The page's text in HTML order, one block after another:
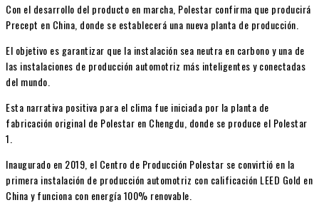
Con el desarrollo del producto en marcha, Polestar confirma que producirá
Precept en China, donde se establecerá una nueva planta de producción.
El objetivo es garantizar que la instalación sea neutra en carbono y una de
las instalaciones de producción automotriz más inteligentes y conectadas
del mundo.
Esta narrativa positiva para el clima fue iniciada por la planta de
fabricación original de Polestar en Chengdu, donde se produce el Polestar
1.
Inaugurado en 2019, el Centro de Producción Polestar se convirtió en la
primera instalación de producción automotriz con calificación LEED Gold en
China y funciona con energía 100% renovable.